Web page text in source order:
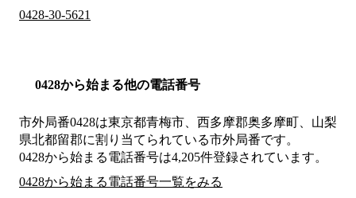
0428-30-5621
0428から始まる他の電話番号
市外局番0428は東京都青梅市、西多摩郡奥多摩町、山梨
県北都留郡に割り当てられている市外局番です。
0428から始まる電話番号は4,205件登録されています。
0428から始まる電話番号一覧をみる